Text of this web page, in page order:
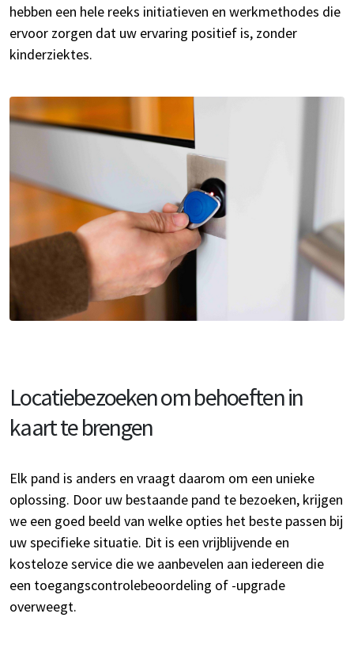
hebben een hele reeks initiatieven en werkmethodes die
ervoor zorgen dat uw ervaring positief is, zonder
kinderziektes.
Locatiebezoeken om behoeften in
kaart te brengen
Elk pand is anders en vraagt daarom om een unieke
oplossing. Door uw bestaande pand te bezoeken, krijgen
we een goed beeld van welke opties het beste passen bij
uw specifieke situatie. Dit is een vrijblijvende en
kosteloze service die we aanbevelen aan iedereen die
een toegangscontrolebeoordeling of -upgrade
overweegt.